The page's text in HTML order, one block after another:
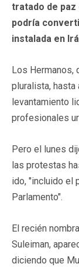
tratado de paz
podría
instalada en
Los Hermanos,
pluralista, hasta
levantamiento
profesionales
Pero el lunes
las protestas
ido, "incluido el
Parlamento".
El recién
Suleiman,
diciendo que